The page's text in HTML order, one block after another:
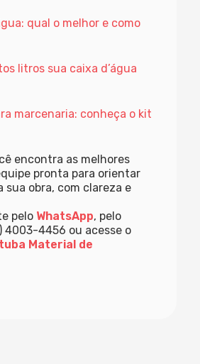
qual o melhor e como
litros sua caixa d’água
marcenaria: conheça o kit
encontra as melhores
pronta para orientar
sua obra, com clareza e
pelo WhatsApp, pelo
4003-4456 ou acesse o
Material de